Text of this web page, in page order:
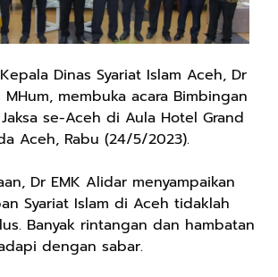
Dinas Syariat Islam Aceh, Dr
MHum, membuka acara Bimbingan
se-Aceh di Aula Hotel Grand
Aceh, Rabu (24/5/2023).
Dr EMK Alidar menyampaikan
Syariat Islam di Aceh tidaklah
Banyak rintangan dan hambatan
dengan sabar.